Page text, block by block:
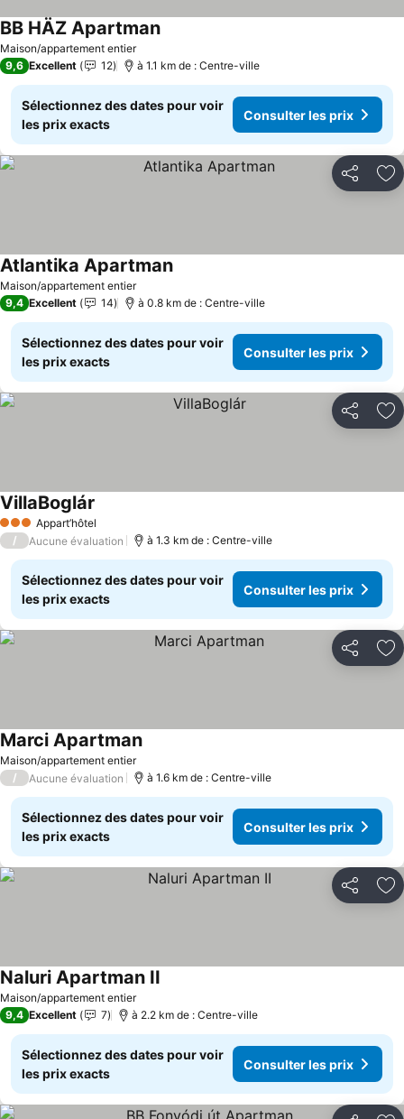
Maison/appartement entier
BB HÄZ ApartmanConsulter les prix
9,6 Excellent 12 à 1.1 km de : Centre-ville
Sélectionnez des dates pour voir
les prix exacts
Consulter les prix
Partager
Maison/appartement entier
Atlantika ApartmanConsulter les prix
9,4 Excellent 14 à 0.8 km de : Centre-ville
Sélectionnez des dates pour voir
les prix exacts
Consulter les prix
Partager
3 ÉtoilesAppart’hôtel
VillaBoglár
/ Aucune évaluation à 1.3 km de : Centre-ville
Sélectionnez des dates pour voir
les prix exacts
Consulter les prix
Partager
Maison/appartement entier
Marci ApartmanConsulter les prix
/ Aucune évaluation à 1.6 km de : Centre-ville
Sélectionnez des dates pour voir
les prix exacts
Consulter les prix
Partager
Maison/appartement entier
Naluri Apartman II
9,4 Excellent 7 à 2.2 km de : Centre-ville
Sélectionnez des dates pour voir
les prix exacts
Consulter les prix